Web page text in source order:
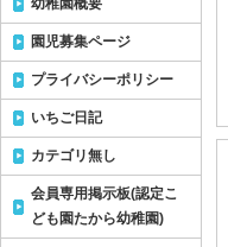
幼稚園概要
園児募集ページ
プライバシーポリシー
いちご日記
カテゴリ無し
会員専用掲示板(認定こ
ども園たから幼稚園)